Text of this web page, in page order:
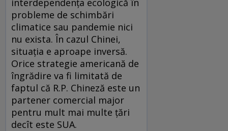
interdependența ecologică în
probleme de schimbări
climatice sau pandemie nici
nu exista. În cazul Chinei,
situația e aproape inversă.
Orice strategie americană de
îngrădire va fi limitată de
faptul că R.P. Chineză este un
partener comercial major
pentru mult mai multe țări
decît este SUA.